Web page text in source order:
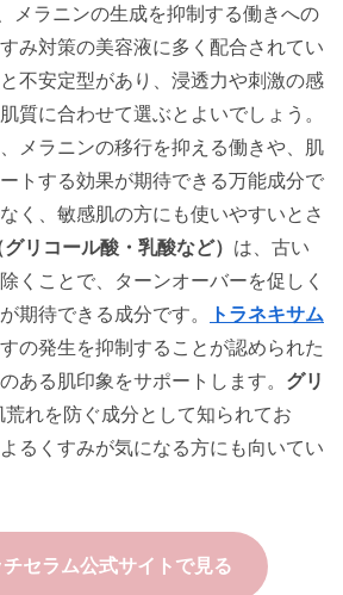
メラニンの生成を抑制する働きへの
み対策の美容液に多く配合されてい
不安定型があり、浸透力や刺激の感
質に合わせて選ぶとよいでしょう。
メラニンの移行を抑える働きや、肌
トする効果が期待できる万能成分で
く、敏感肌の方にも使いやすいとさ
リコール酸・乳酸など） は、古い
くことで、ターンオーバーを促しく
期待できる成分です。
トラネキサム
の発生を抑制することが認められた
ある肌印象をサポートします。 グリ
荒れを防ぐ成分として知られてお
るくすみが気になる方にも向いてい
セラム公式サイトで見る